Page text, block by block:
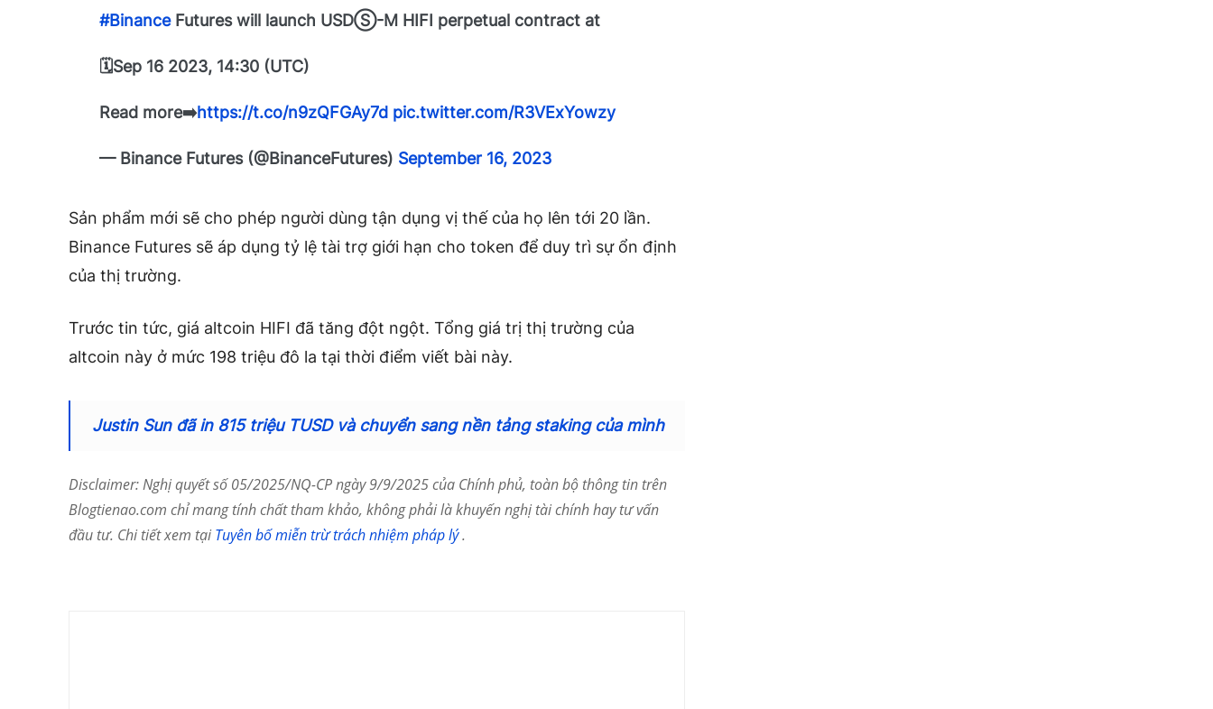
#BinanceFutures will launch USDⓈ-M HIFI perpetual contract at
🗓Sep 16 2023, 14:30 (UTC)
Read more➡️https://t.co/n9zQFGAy7d pic.twitter.com/R3VExYowzy
— Binance Futures (@BinanceFutures) September 16, 2023
Sản phẩm mới sẽ cho phép người dùng tận dụng vị thế của họ lên tới 20 lần.
Binance Futures sẽ áp dụng tỷ lệ tài trợ giới hạn cho token để duy trì sự ổn định
của thị trường.
Trước tin tức, giá altcoin HIFI đã tăng đột ngột. Tổng giá trị thị trường của
altcoin này ở mức 198 triệu đô la tại thời điểm viết bài này.
Justin Sun đã in 815 triệu TUSD và chuyển sang nền tảng staking của mình
Disclaimer: Nghị quyết số 05/2025/NQ-CP ngày 9/9/2025 của Chính phủ, toàn bộ thông tin trên
Blogtienao.com chỉ mang tính chất tham khảo, không phải là khuyến nghị tài chính hay tư vấn
đầu tư. Chi tiết xem tạiTuyên bố miễn trừ trách nhiệm pháp lý.